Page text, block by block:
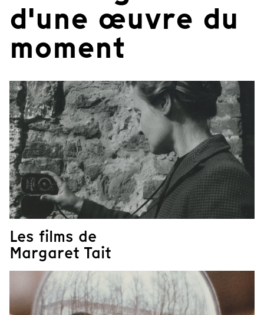
d'une œuvre du
moment
Les films de
Margaret Tait